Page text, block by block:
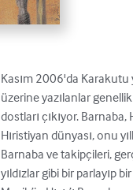
Kasım 2006'da Karakutu
üzerine yazılanlar
dostları çıkıyor.
Hıristiyan dünyası, onu
Barnaba ve takipçileri,
yıldızlar gibi bir parlayıp